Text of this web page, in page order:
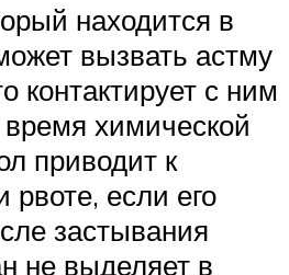
находится в
вызвать астму
контактирует с ним
химической
приводит к
рвоте, если его
застывания
не выделяет в